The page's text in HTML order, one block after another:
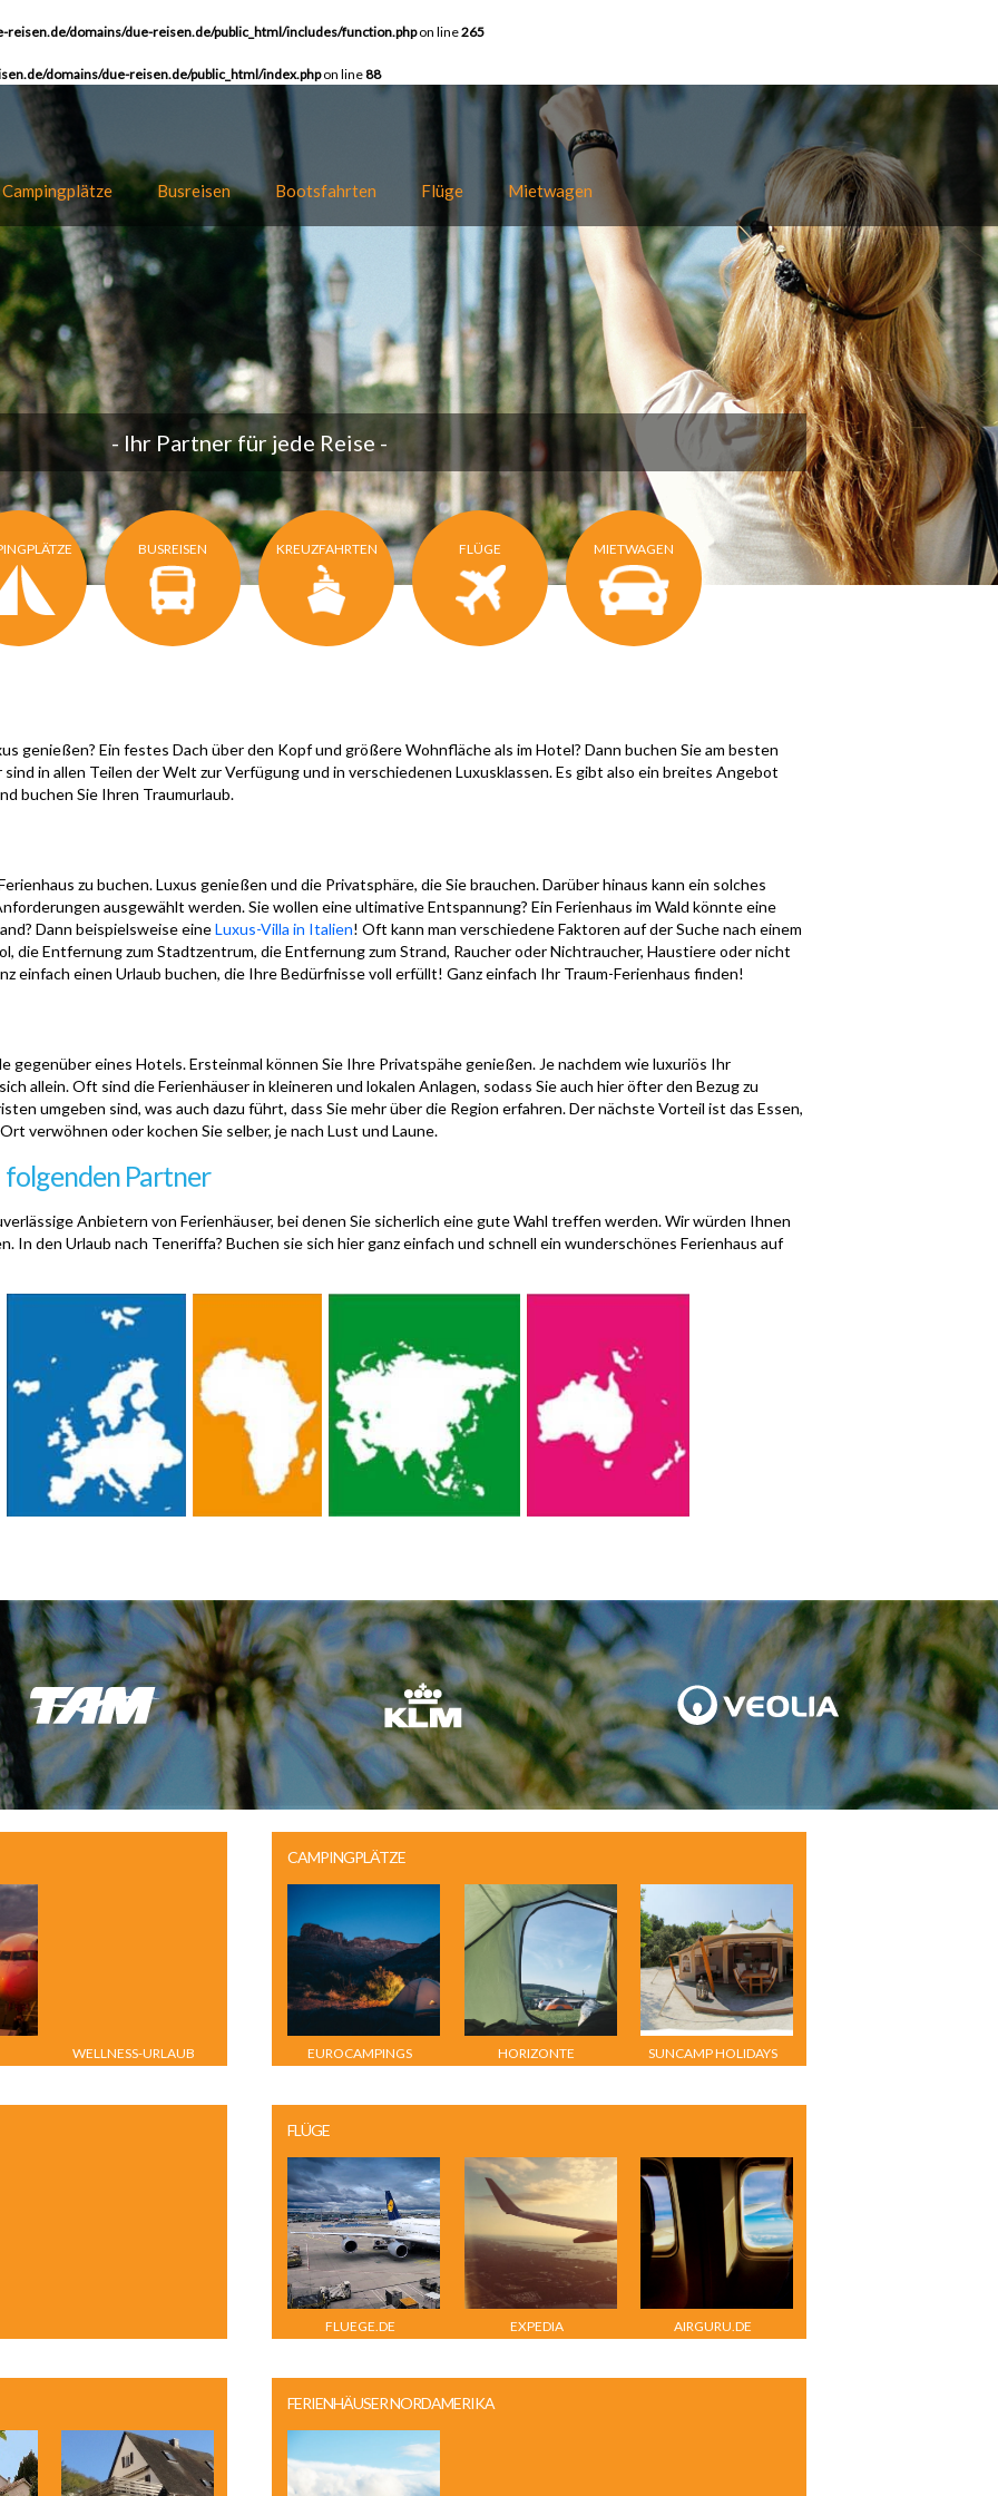
reisen.de/domains/due-reisen.de/public_html/includes/function.phpon line265
domains/due-reisen.de/public_html/index.phpon line 88
Campingplätze Busreisen Bootsfahrten Flüge Mietwagen
- Ihr Partner für jede Reise -
BUSREISEN KREUZFAHRTEN FLÜGE MIETWAGEN
genießen? Ein festes Dach über den Kopf und größere Wohnfläche als im Hotel? Dann buchen Sie am besten
sind in allen Teilen der Welt zur Verfügung und in verschiedenen Luxusklassen. Es gibt also ein breites Angebot
buchen Sie Ihren Traumurlaub.
zu buchen. Luxus genießen und die Privatsphäre, die Sie brauchen. Darüber hinaus kann ein solches
ausgewählt werden. Sie wollen eine ultimative Entspannung? Ein Ferienhaus im Wald könnte eine
Dann beispielsweise eineLuxus-Villa in Italien! Oft kann man verschiedene Faktoren auf der Suche nach einem
die Entfernung zum Stadtzentrum, die Entfernung zum Strand, Raucher oder Nichtraucher, Haustiere oder nicht
einfach einen Urlaub buchen, die Ihre Bedürfnisse voll erfüllt! Ganz einfach Ihr Traum-Ferienhaus finden!
gegenüber eines Hotels. Ersteinmal können Sie Ihre Privatspähe genießen. Je nachdem wie luxuriös Ihr
allein. Oft sind die Ferienhäuser in kleineren und lokalen Anlagen, sodass Sie auch hier öfter den Bezug zu
umgeben sind, was auch dazu führt, dass Sie mehr über die Region erfahren. Der nächste Vorteil ist das Essen,
verwöhnen oder kochen Sie selber, je nach Lust und Laune.
folgenden Partner
Anbietern von Ferienhäuser, bei denen Sie sicherlich eine gute Wahl treffen werden. Wir würden Ihnen
In den Urlaub nach Teneriffa? Buchen sie sich hier ganz einfach und schnell ein wunderschönes Ferienhaus auf
WELLNESS-URLAUB
CAMPINGPLÄTZE
EUROCAMPINGS HORIZONTE SUNCAMP HOLIDAYS
FLÜGE
FLUEGE.DE EXPEDIA AIRGURU.DE
FERIENHÄUSER NORDAMERIKA